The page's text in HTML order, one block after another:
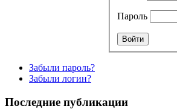
Пароль
Забыли пароль?
Забыли логин?
Последние публикации